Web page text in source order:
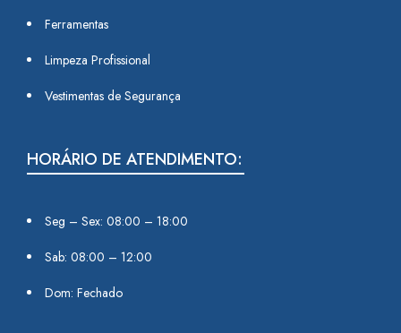
Ferramentas
Limpeza Profissional
Vestimentas de Segurança
HORÁRIO DE ATENDIMENTO:
Seg – Sex: 08:00 – 18:00
Sab: 08:00 – 12:00
Dom: Fechado